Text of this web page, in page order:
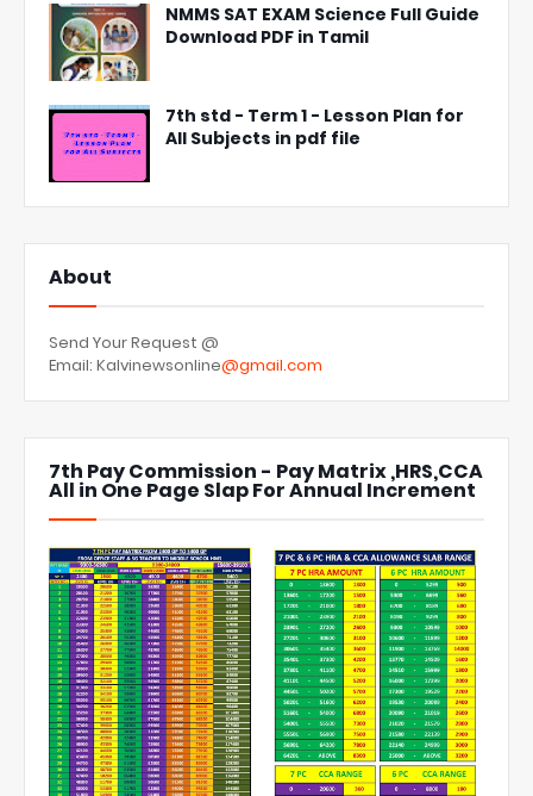
NMMS SAT EXAM Science Full Guide
Download PDF in Tamil
7th std - Term 1 - Lesson Plan for
All Subjects in pdf file
About
Send Your Request @
Email: Kalvinewsonline@gmail.com
7th Pay Commission - Pay Matrix ,HRS,CCA
All in One Page Slap For Annual Increment